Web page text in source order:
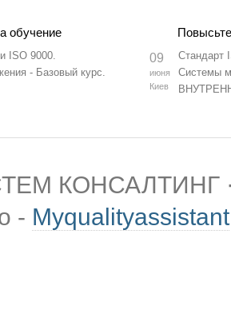
обучение
ISO 9000.
- Базовый курс.
09
июня
Киев
Стандарт
Системы
КОНСАЛТИНГ ·
- Myqualityassistant